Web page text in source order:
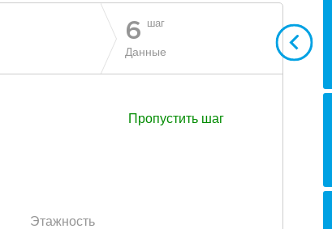
6 шаг
Данные
Пропустить шаг
Этажность